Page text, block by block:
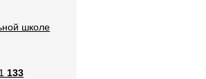
школе
133